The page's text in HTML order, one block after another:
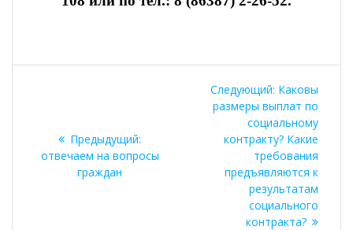
записям
Предыдущий:
запись:
отвечаем на вопросы
граждан
Следующий: Следующая
запись:
Каковы
размеры выплат по
социальному
контракту? Какие
требования
предъявляются к
результатам
социального
контракта?